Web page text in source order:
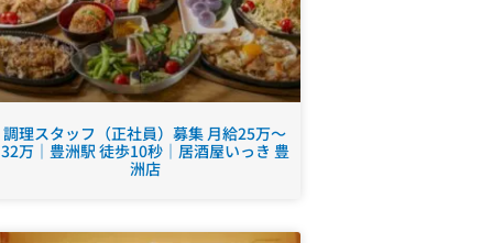
調理スタッフ（正社員）募集 月給25万～
32万｜豊洲駅 徒歩10秒｜居酒屋いっき 豊
洲店